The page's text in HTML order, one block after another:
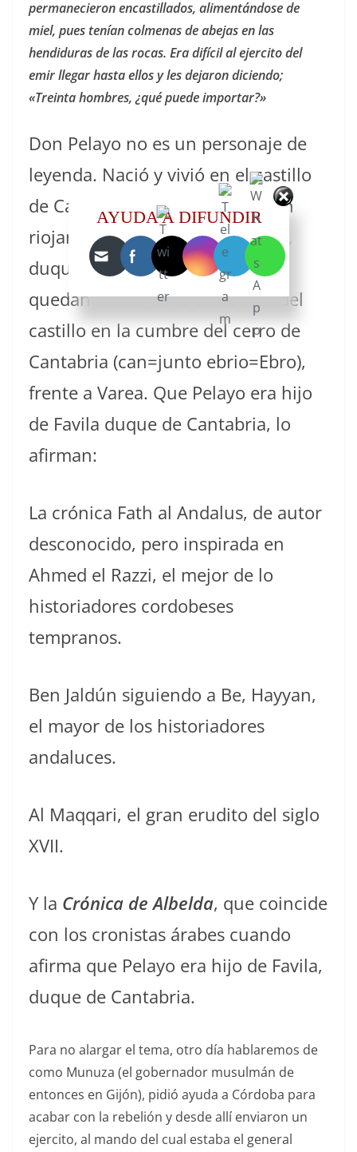
permanecieron encastillados, alimentándose de
miel, pues tenían colmenas de abejas en las
hendiduras de las rocas. Era difícil al ejercito del
emir llegar hasta ellos y les dejaron diciendo;
«Treinta hombres, ¿qué puede importar?»
Don Pelayo no es un personaje de
leyenda. Nació y vivió en el castillo
de Cantabria dentro de la región
riojana actual, fue hijo de Favila,
duque de Cantabria. Todavía
quedan restos de lo cimientos del
castillo en la cumbre del cerro de
Cantabria (can=junto ebrio=Ebro),
frente a Varea. Que Pelayo era hijo
de Favila duque de Cantabria, lo
afirman:
La crónica Fath al Andalus, de autor
desconocido, pero inspirada en
Ahmed el Razzi, el mejor de lo
historiadores cordobeses
tempranos.
Ben Jaldún siguiendo a Be, Hayyan,
el mayor de los historiadores
andaluces.
Al Maqqari, el gran erudito del siglo
XVII.
Y la Crónica de Albelda, que coincide
con los cronistas árabes cuando
afirma que Pelayo era hijo de Favila,
duque de Cantabria.
Para no alargar el tema, otro día hablaremos de
como Munuza (el gobernador musulmán de
entonces en Gijón), pidió ayuda a Córdoba para
acabar con la rebelión y desde allí enviaron un
ejercito, al mando del cual estaba el general
AYUDA A DIFUNDIR